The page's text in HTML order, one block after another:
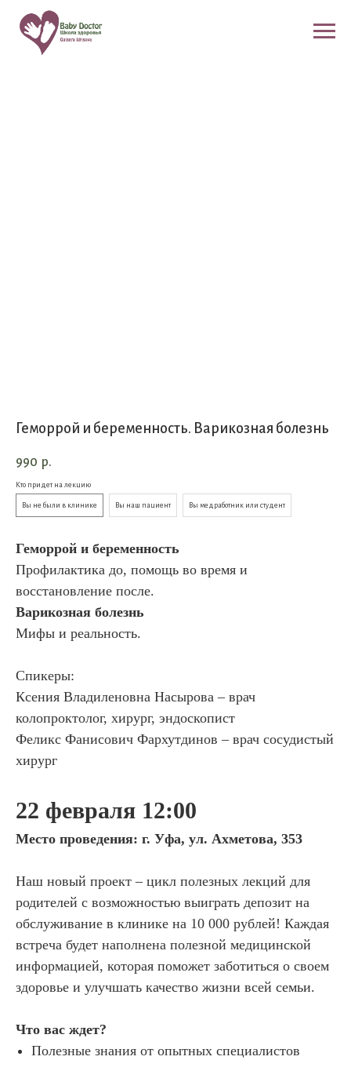
Геморрой и беременность. Варикозная болезнь
990 р.
Кто придет на лекцию
Вы не были в клинике Вы наш пациент Вы медработник или студент
Геморрой и беременность
Профилактика до, помощь во время и
восстановление после.
Варикозная болезнь
Мифы и реальность.
Спикеры:
Ксения Владиленовна Насырова – врач
колопроктолог, хирург, эндоскопист
Феликс Фанисович Фархутдинов – врач сосудистый
хирург
22 февраля 12:00
Место проведения: г. Уфа, ул. Ахметова, 353
Наш новый проект – цикл полезных лекций для
родителей с возможностью выиграть депозит на
обслуживание в клинике на 10 000 рублей! Каждая
встреча будет наполнена полезной медицинской
информацией, которая поможет заботиться о своем
здоровье и улучшать качество жизни всей семьи.
Что вас ждет?
Полезные знания от опытных специалистов